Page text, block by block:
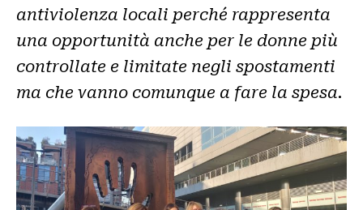
antiviolenza locali perché rappresenta
una opportunità anche per le donne più
controllate e limitate negli spostamenti
ma che vanno comunque a fare la spesa.